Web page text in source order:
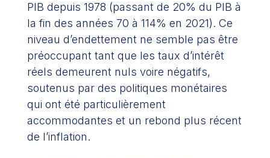
PIB depuis 1978 (passant de 20% du PIB à
la fin des années 70 à 114% en 2021). Ce
niveau d’endettement ne semble pas être
préoccupant tant que les taux d’intérêt
réels demeurent nuls voire négatifs,
soutenus par des politiques monétaires
qui ont été particulièrement
accommodantes et un rebond plus récent
de l’inflation.